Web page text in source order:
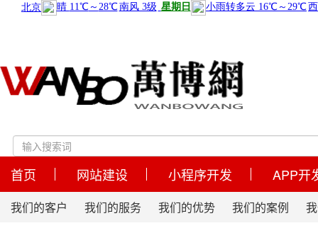
首页 网站建设 小程序开发 APP开
我们的客户 我们的服务 我们的优势 我们的案例